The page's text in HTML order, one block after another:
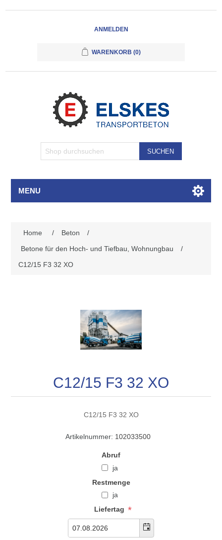
ANMELDEN
WARENKORB (0)
SUCHEN
MENU
Home / Beton
/
Betone für den Hoch- und Tiefbau, Wohnungbau
/
C12/15 F3 32 XO
C12/15 F3 32 XO
C12/15 F3 32 XO
Artikelnummer: 102033500
Abruf
ja
Restmenge
ja
Liefertag *